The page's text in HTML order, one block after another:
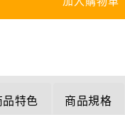
品特色 商品規格